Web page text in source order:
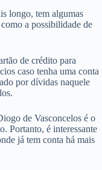
longo, tem algumas
a possibilidade de
de crédito para
caso tenha uma conta
por dívidas naquele
de Vasconcelos é o
Portanto, é interessante
já tem conta há mais